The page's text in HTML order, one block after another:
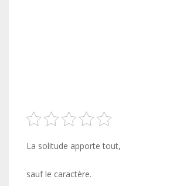
La solitude apporte tout,
sauf le caractère.